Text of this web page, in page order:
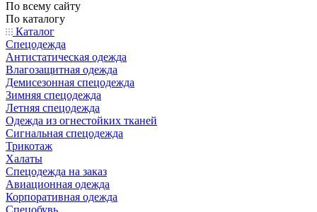
По всему сайту
По каталогу
Каталог
Спецодежда
Антистатическая одежда
Влагозащитная одежда
Демисезонная спецодежда
Зимняя спецодежда
Летняя спецодежда
Одежда из огнестойких тканей
Сигнальная спецодежда
Трикотаж
Халаты
Спецодежда на заказ
Авиационная одежда
Корпоративная одежда
Спецобувь